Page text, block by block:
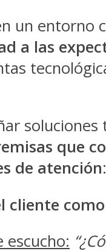
un entorno
a las
que
de atención:
cliente
escucho: